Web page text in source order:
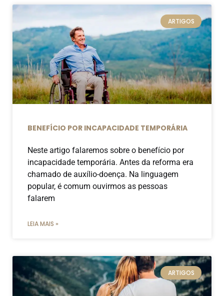
ARTIGOS
BENEFÍCIO POR INCAPACIDADE TEMPORÁRIA
Neste artigo falaremos sobre o benefício por
incapacidade temporária. Antes da reforma era
chamado de auxílio-doença. Na linguagem
popular, é comum ouvirmos as pessoas
falarem
LEIA MAIS »
ARTIGOS